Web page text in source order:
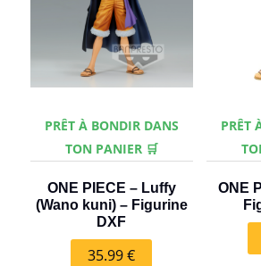
PRÊT À BONDIR DANS
TON PANIER 🛒
ONE PIECE – Luffy
(Wano kuni) – Figurine
DXF
35.99€
PRÊT
ONE